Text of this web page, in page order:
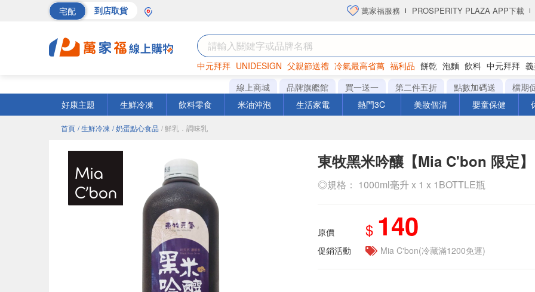
宅配 到店取貨 萬家福服務 PROSPERITY PLAZA APP下載
中元拜拜 UNIDESIGN 父親節送禮 冷氣最高省萬 福利品 餅乾 泡麵 飲料 中元拜拜
罐頭 海苔 洋芋片
線上商城 品牌旗艦館 買一送一 第二件五折 點數加碼送
檔期
好康主題
生鮮冷凍 飲料零食 米油沖泡 生活家電 熱門3C 美妝個清 嬰童保健
首頁 / 生鮮冷凍 / 奶蛋點心食品 / 鮮乳．調味乳
東牧黑米吟釀【Mia C'bon 限定】
◎規格： 1000ml毫升 x 1 x 1BOTTLE瓶
原價 $ 140
促銷活動 Mia C'bon(冷藏滿1200免運)